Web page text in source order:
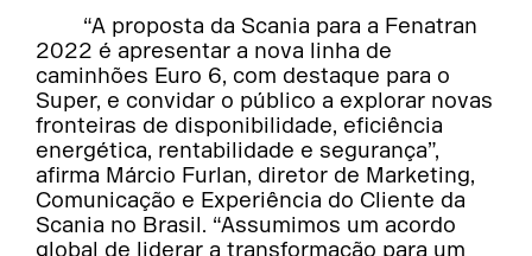
“A proposta da Scania para a Fenatran
2022 é apresentar a nova linha de
caminhões Euro 6, com destaque para o
Super, e convidar o público a explorar novas
fronteiras de disponibilidade, eficiência
energética, rentabilidade e segurança”,
afirma Márcio Furlan, diretor de Marketing,
Comunicação e Experiência do Cliente da
Scania no Brasil. “Assumimos um acordo
global de liderar a transformação para um